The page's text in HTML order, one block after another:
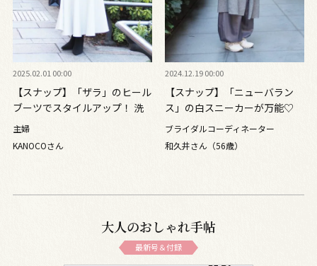
2025.02.01 00:00
【スナップ】「ザラ」のヒール
ブーツでスタイルアップ！ 洗
練されたモノトーンコーデ
主婦
KANOCOさん
2024.12.19 00:00
【スナップ】「ニューバラン
ス」の白スニーカーが万能♡
冬のモノトーンコーデを軽やか
に
ブライダルコーディネーター
和久井さん（56歳）
大人のおしゃれ手帖
最新号＆付録